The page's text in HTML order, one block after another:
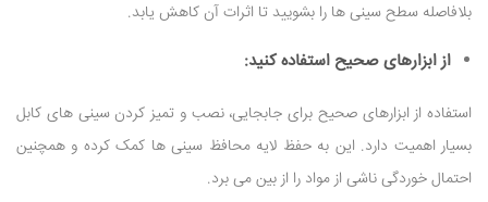
بلافاصله سطح سینی ها را بشویید تا اثرات آن کاهش یابد.
از ابزارهای صحیح استفاده کنید:
استفاده از ابزارهای صحیح برای جابجایی، نصب و تمیز کردن سینی های کابل
بسیار اهمیت دارد. این به حفظ لایه محافظ سینی ها کمک کرده و همچنین
احتمال خوردگی ناشی از مواد را از بین می برد.